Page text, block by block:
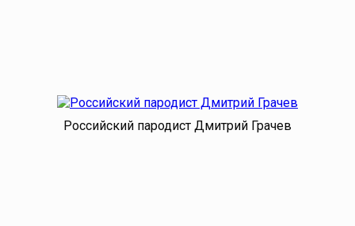
Российский пародист Дмитрий Грачев